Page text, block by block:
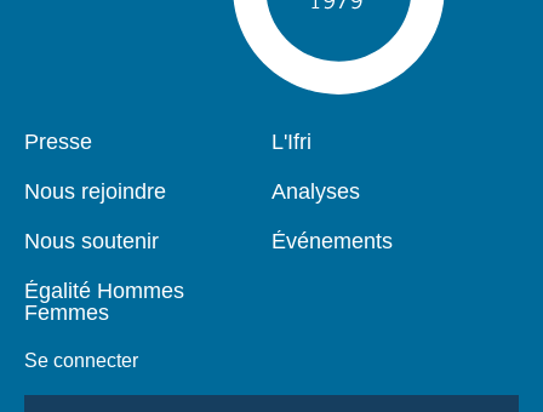
Pied
Presse
Nous rejoindre
Nous soutenir
Égalité Hommes
Femmes
Se connecter
Navigation
L'Ifri
Analyses
Événements